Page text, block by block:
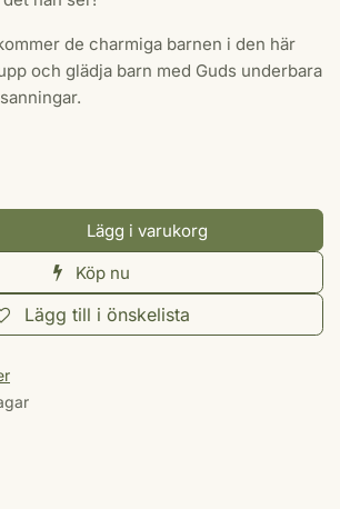
de charmiga barnen i den här
och glädja barn med Guds underbara
Lägg i varukorg
Köp nu
Lägg till i önskelista